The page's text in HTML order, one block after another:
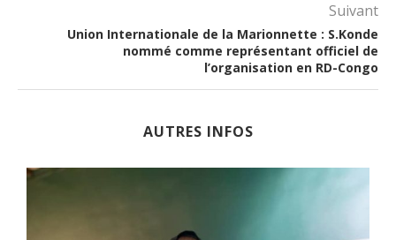
Suivant
Union Internationale de la Marionnette : S.Konde
nommé comme représentant officiel de
l’organisation en RD-Congo
AUTRES INFOS